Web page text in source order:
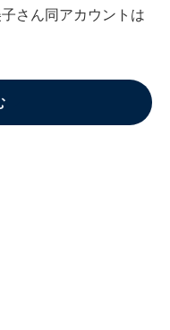
さん同アカウントは